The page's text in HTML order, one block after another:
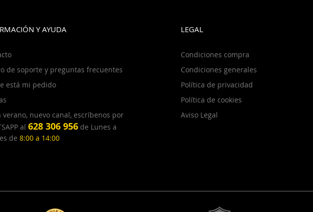
Y AYUDA
de soporte y preguntas frecuentes
está mi pedido
nuevo canal, escríbenos por
al 628 306 956de Lunes a
de 8:00 a 14:00
LEGAL
Condiciones compra
Condiciones generales
Política de privacidad
Política de cookies
Aviso Legal